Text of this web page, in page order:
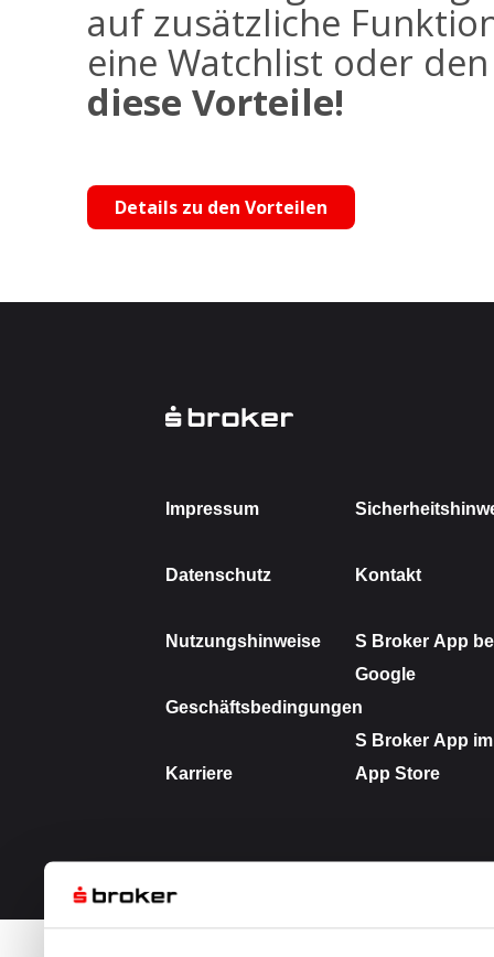
auf zusätzliche
eine Watchlist oder
diese Vorteile!
Details zu den Vorteilen